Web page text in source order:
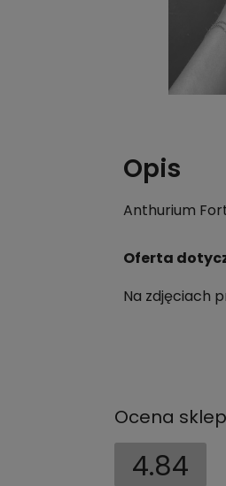
Opis
Anthurium
Oferta
Na zdjęciach
Ocena
4.84